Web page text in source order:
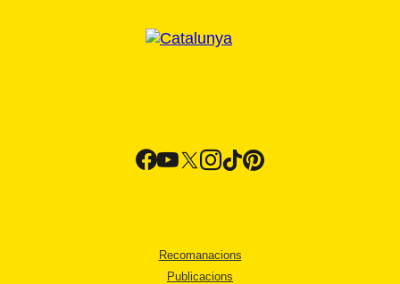
Recomanacions
Publicacions